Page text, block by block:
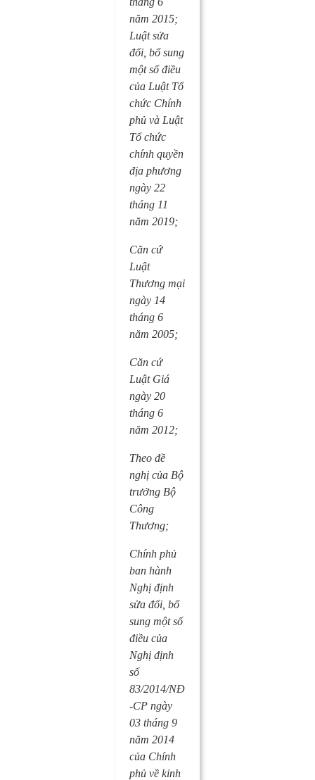
năm 2015;
Luật sửa
đổi, bổ sung
một số điều
của Luật Tổ
chức Chính
phủ và Luật
Tổ chức
chính quyền
địa phương
ngày 22
tháng 11
năm 2019;
Căn cứ
Luật
Thương mại
ngày 14
tháng 6
năm 2005;
Căn cứ
Luật Giá
ngày 20
tháng 6
năm 2012;
Theo đề
nghị của Bộ
trưởng Bộ
Công
Thương;
Chính phủ
ban hành
Nghị định
sửa đổi, bổ
sung một số
điều của
Nghị định
số
83/2014/NĐ
-CP ngày
03 tháng 9
năm 2014
của Chính
phủ về kinh